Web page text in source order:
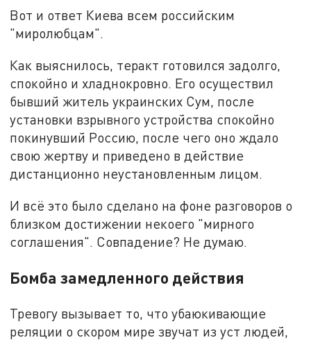
Вот и ответ Киева всем российским
"миролюбцам".
Как выяснилось, теракт готовился задолго,
спокойно и хладнокровно. Его осуществил
бывший житель украинских Сум, после
установки взрывного устройства спокойно
покинувший Россию, после чего оно ждало
свою жертву и приведено в действие
дистанционно неустановленным лицом.
И всё это было сделано на фоне разговоров о
близком достижении некоего "мирного
соглашения". Совпадение? Не думаю.
Бомба замедленного действия
Тревогу вызывает то, что убаюкивающие
реляции о скором мире звучат из уст людей,